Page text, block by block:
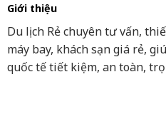
Giới thiệu
Du lịch Rẻ chuyên tư vấn,
máy bay, khách sạn giá rẻ,
quốc tế tiết kiệm, an toàn,